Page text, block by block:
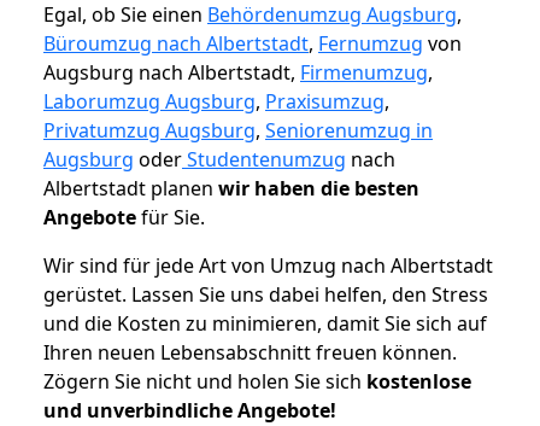
Egal, ob Sie einen Behördenumzug Augsburg,
Büroumzug nach Albertstadt, Fernumzug von
Augsburg nach Albertstadt, Firmenumzug,
Laborumzug Augsburg, Praxisumzug,
Privatumzug Augsburg, Seniorenumzug in
Augsburg oderStudentenumzug nach
Albertstadt planen wir haben die besten
Angebotefür Sie.
Wir sind für jede Art von Umzug nach Albertstadt
gerüstet. Lassen Sie uns dabei helfen, den Stress
und die Kosten zu minimieren, damit Sie sich auf
Ihren neuen Lebensabschnitt freuen können.
Zögern Sie nicht und holen Sie sich kostenlose
und unverbindliche Angebote!